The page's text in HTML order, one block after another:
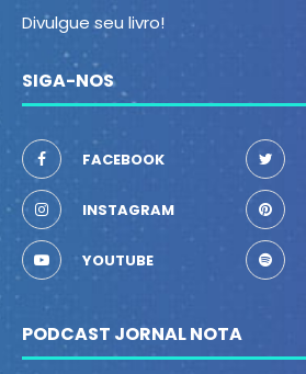
Divulgue seu livro!
SIGA-NOS
FACEBOOK
INSTAGRAM
YOUTUBE
PODCAST JORNAL NOTA